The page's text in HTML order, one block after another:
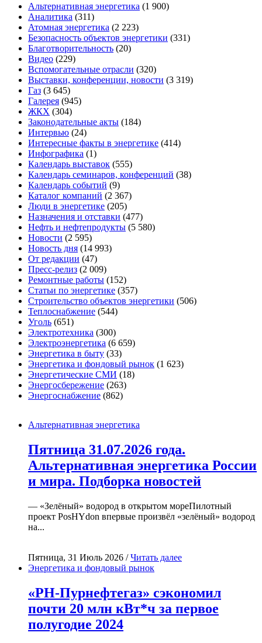
Альтернативная энергетика (1 900)
Аналитика (311)
Атомная энергетика (2 223)
Безопасность объектов энергетики (331)
Благотворительность (20)
Видео (229)
Вспомогательные отрасли (320)
Выставки, конференции, новости (3 319)
Газ (3 645)
Галерея (945)
ЖКХ (304)
Законодательные акты (184)
Интервью (24)
Интересные факты в энергетике (414)
Инфографика (1)
Календарь выставок (555)
Календарь семинаров, конференций (38)
Календарь событий (9)
Каталог компаний (2 367)
Люди в энергетике (205)
Назначения и отставки (477)
Нефть и нефтепродукты (5 580)
Новости (2 595)
Новость дня (14 993)
От редакции (47)
Пресс-релиз (2 009)
Ремонтные работы (152)
Статьи по энергетике (357)
Строительство объектов энергетики (506)
Теплоснабжение (544)
Уголь (651)
Электротехника (300)
Электроэнергетика (6 659)
Энергетика в быту (33)
Энергетика и фондовый рынок (1 623)
Энергетические СМИ (18)
Энергосбережение (263)
Энергоснабжение (862)
Альтернативная энергетика
Пятница 31.07.2026 года.
Альтернативная энергетика России
и мира. Подборка новостей
— «Зелёный» водород в открытом мореПилотный
проект PosHYdon впервые произвёл «зелёный» водород
на...
Пятница, 31 Июль 2026 /Читать далее
Энергетика и фондовый рынок
«РН-Пурнефтегаз» сэкономил
почти 20 млн кВт*ч за первое
полугодие 2024